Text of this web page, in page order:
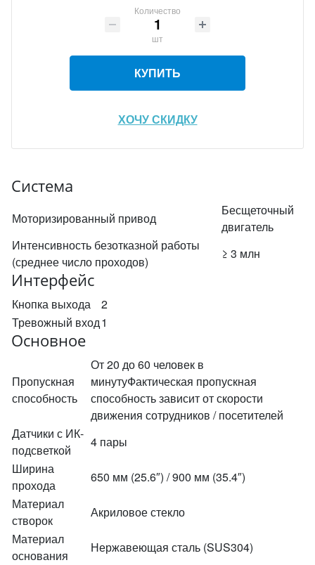
Количество
шт
КУПИТЬ
ХОЧУ СКИДКУ
Система
Моторизированный привод
Бесщеточный
двигатель
Интенсивность безотказной работы
(среднее число проходов)
≥ 3 млн
Интерфейс
Кнопка выхода
2
Тревожный вход1
Основное
Пропускная
способность
От 20 до 60 человек в
минутуФактическая пропускная
способность зависит от скорости
движения сотрудников / посетителей
Датчики с ИК-
подсветкой
4 пары
Ширина
прохода
650 мм (25.6″) / 900 мм (35.4″)
Материал
створок
Акриловое стекло
Материал
основания
Нержавеющая сталь (SUS304)